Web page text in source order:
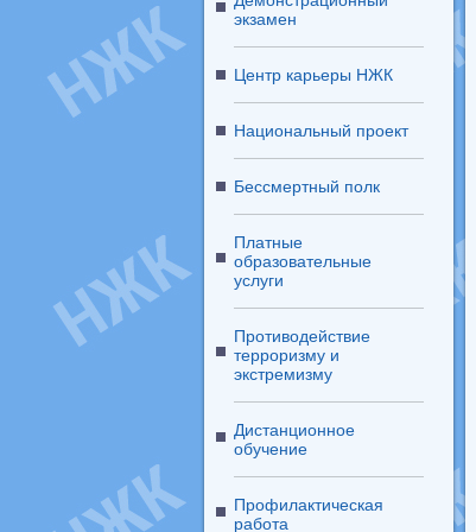
экзамен
Центр карьеры НЖК
Национальный проект
Бессмертный полк
Платные
образовательные
услуги
Противодействие
терроризму и
экстремизму
Дистанционное
обучение
Профилактическая
работа